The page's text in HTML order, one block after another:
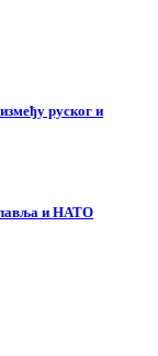
руског и
и НАТО